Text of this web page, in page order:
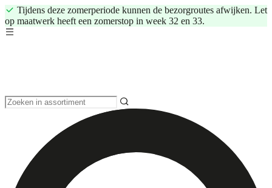
Tijdens deze zomerperiode kunnen de bezorgroutes afwijken. Let
op maatwerk heeft een zomerstop in week 32 en 33.